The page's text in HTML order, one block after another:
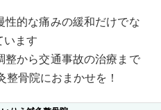
性的な痛みの緩和だけでな
います
整から交通事故の治療まで
整骨院におまかせを！